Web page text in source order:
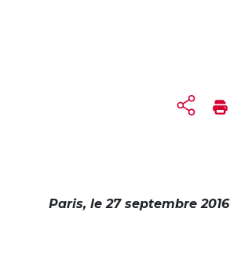
Paris, le 27 septembre 2016